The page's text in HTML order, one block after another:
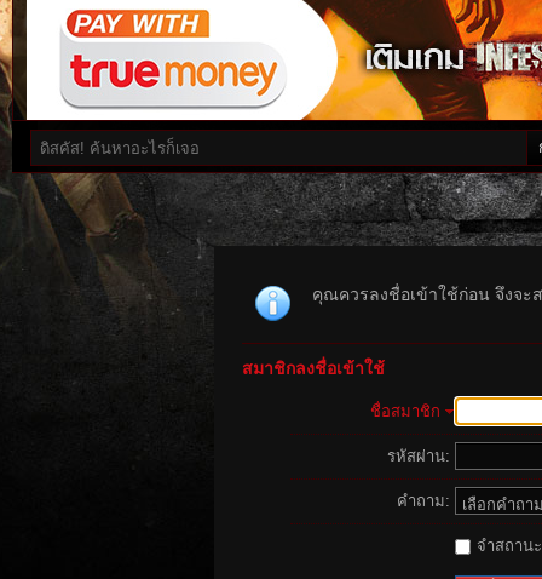
คุณควรลงชื่อเข้าใช้ก่อน จึงจะ
สมาชิกลงชื่อเข้าใช้
ชื่อสมาชิก
รหัสผ่าน:
คำถาม:
จำสถาน